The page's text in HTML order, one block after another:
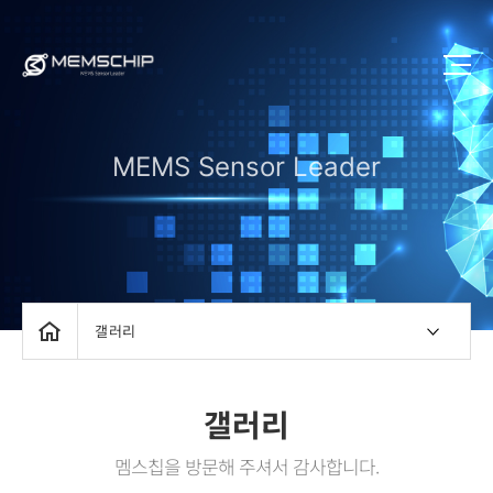
MEMS Sensor Leader
갤러리
갤러리
멤스칩을 방문해 주셔서 감사합니다.